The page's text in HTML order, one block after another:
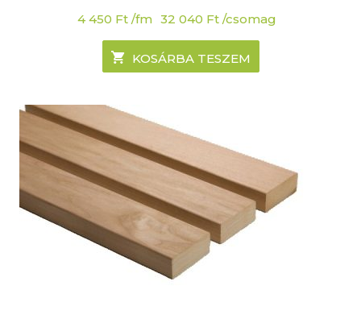
4 450 Ft /fm 32 040 Ft /csomag
KOSÁRBA TESZEM